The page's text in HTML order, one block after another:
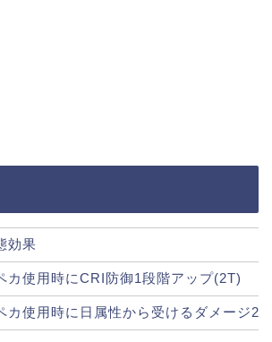
効果
カ使用時にCRI防御1段階アップ(2T)
カ使用時に日属性から受けるダメージ